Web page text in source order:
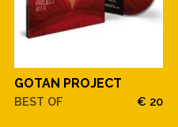
GOTAN PROJECT
BEST OF € 20